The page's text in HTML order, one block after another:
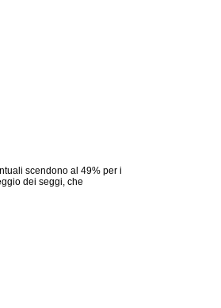
scendono al 49% per i
dei seggi, che